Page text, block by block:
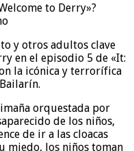
to Derry»?
y otros adultos clave
en el episodio 5 de «It:
la icónica y terrorífica
orquestada por
de los niños,
de ir a las cloacas
miedo, los niños toman